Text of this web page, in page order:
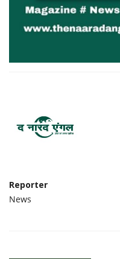
Reporter
News